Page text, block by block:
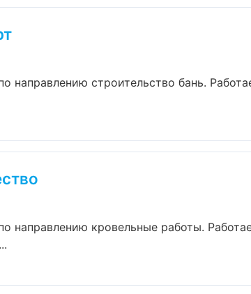
направлению строительство бань.
направлению кровельные работы.